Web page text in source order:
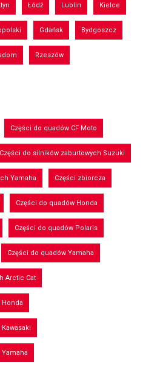
Łódź Lublin Kielce
Gdańsk Bydgoszcz
Rzeszów
Części do quadów CF Moto
Części do silników zaburtowych Suzuki
Yamaha Części zbiorcza
Części do quadów Honda
Części do quadów Polaris
Części do quadów Yamaha
Arctic Cat